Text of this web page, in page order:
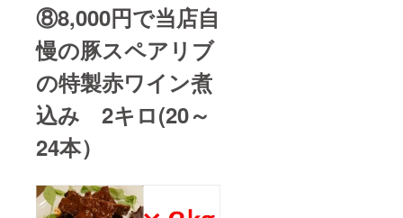
⑧8,000円で当店自
慢の豚スペアリブ
の特製赤ワイン煮
込み 2キロ(20～
24本）